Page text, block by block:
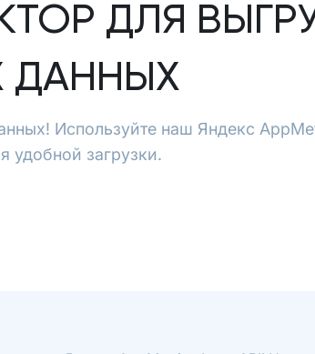
ДЛЯ
ДАННЫХ
Используйте наш Яндекс
удобной загрузки.